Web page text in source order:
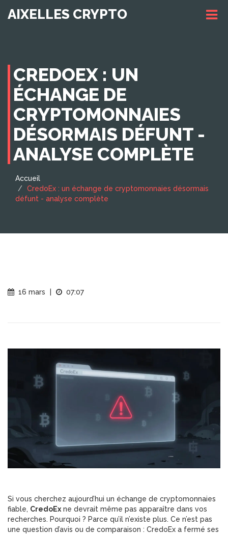
AIXELLES CRYPTO
CREDOEX : UN
ÉCHANGE DE
CRYPTOMONNAIES
DÉSORMAIS DÉFUNT -
ANALYSE COMPLÈTE
Accueil
CredoEx : un échange de cryptomonnaies désormais
défunt - analyse complète
16 mars 07:07
Si vous cherchez aujourd’hui un échange de cryptomonnaies
fiable, CredoEx ne devrait même pas apparaître dans vos
recherches. Pourquoi ? Parce qu’il n’existe plus. Ce n’est pas
une question d’avis ou de comparaison : CredoEx a fermé ses